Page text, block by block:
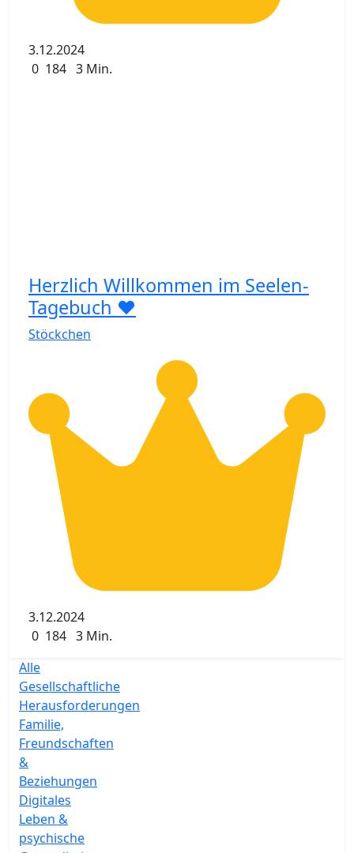
3.12.2024
0 184 3 Min.
Herzlich Willkommen im Seelen-
Tagebuch ❤️
Stöckchen
3.12.2024
0 184 3 Min.
Alle
Gesellschaftliche
Herausforderungen
Familie,
Freundschaften
&
Beziehungen
Digitales
Leben &
psychische